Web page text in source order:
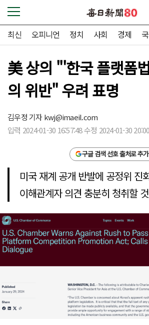
최신 오피니언 정치 사회 경제
美 상의 "'한국 플랫폼
의 위반" 우려 표명
김우정 기자kwj@imaeil.com
입력 2024-01-30 16:57:48 수정 2024-01-30
구글 검색 선호 출처로 추가
미국 재계 공개 반발에 공정위 진
이해관계자 의견 충분히 청취할